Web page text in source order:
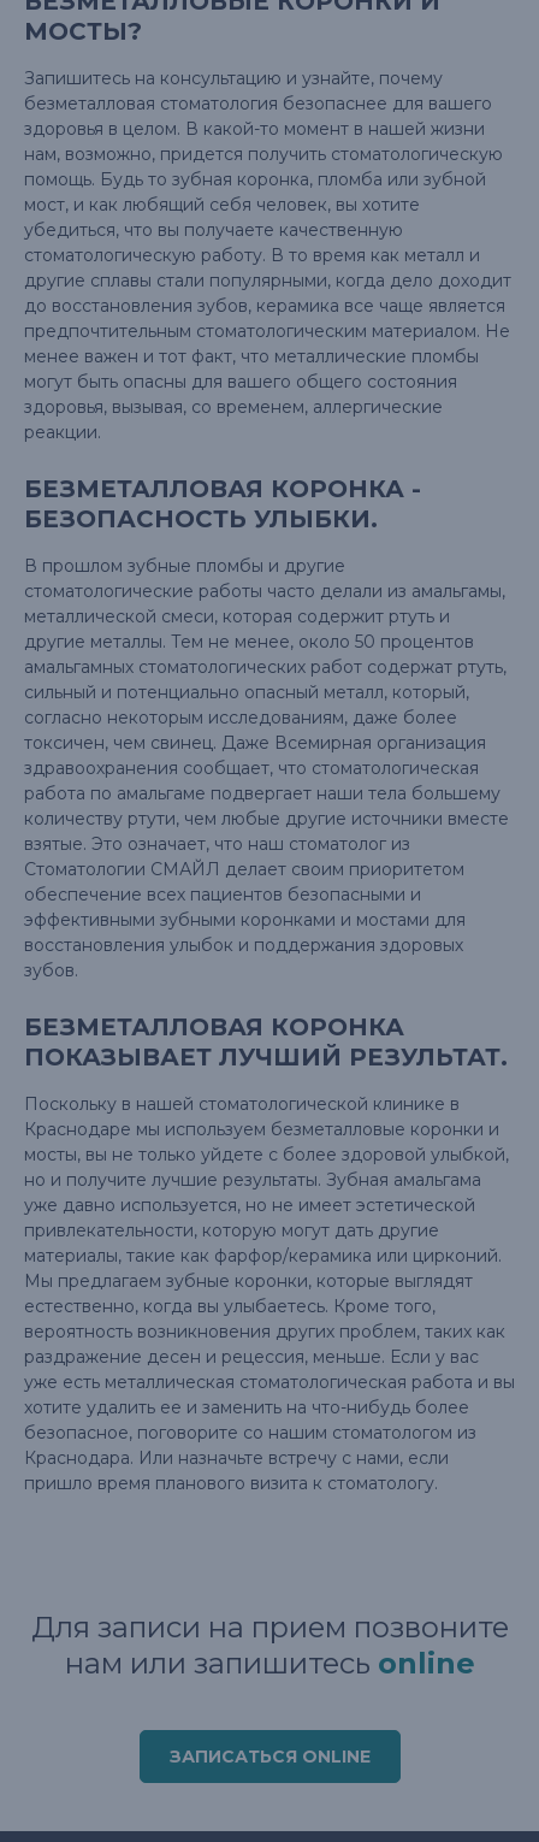
МОСТЫ?
Запишитесь на консультацию и узнайте, почему
безметалловая стоматология безопаснее для вашего
здоровья в целом. В какой-то момент в нашей жизни
нам, возможно, придется получить стоматологическую
помощь. Будь то зубная коронка, пломба или зубной
мост, и как любящий себя человек, вы хотите
убедиться, что вы получаете качественную
стоматологическую работу. В то время как металл и
другие сплавы стали популярными, когда дело доходит
до восстановления зубов, керамика все чаще является
предпочтительным стоматологическим материалом. Не
менее важен и тот факт, что металлические пломбы
могут быть опасны для вашего общего состояния
здоровья, вызывая, со временем, аллергические
реакции.
БЕЗМЕТАЛЛОВАЯ КОРОНКА -
БЕЗОПАСНОСТЬ УЛЫБКИ.
В прошлом зубные пломбы и другие
стоматологические работы часто делали из амальгамы,
металлической смеси, которая содержит ртуть и
другие металлы. Тем не менее, около 50 процентов
амальгамных стоматологических работ содержат ртуть,
сильный и потенциально опасный металл, который,
согласно некоторым исследованиям, даже более
токсичен, чем свинец. Даже Всемирная организация
здравоохранения сообщает, что стоматологическая
работа по амальгаме подвергает наши тела большему
количеству ртути, чем любые другие источники вместе
взятые. Это означает, что наш стоматолог из
Стоматологии СМАЙЛ делает своим приоритетом
обеспечение всех пациентов безопасными и
эффективными зубными коронками и мостами для
восстановления улыбок и поддержания здоровых
зубов.
БЕЗМЕТАЛЛОВАЯ КОРОНКА
ПОКАЗЫВАЕТ ЛУЧШИЙ РЕЗУЛЬТАТ.
Поскольку в нашей стоматологической клинике в
Краснодаре мы используем безметалловые коронки и
мосты, вы не только уйдете с более здоровой улыбкой,
но и получите лучшие результаты. Зубная амальгама
уже давно используется, но не имеет эстетической
привлекательности, которую могут дать другие
материалы, такие как фарфор/керамика или цирконий.
Мы предлагаем зубные коронки, которые выглядят
естественно, когда вы улыбаетесь. Кроме того,
вероятность возникновения других проблем, таких как
раздражение десен и рецессия, меньше. Если у вас
уже есть металлическая стоматологическая работа и вы
хотите удалить ее и заменить на что-нибудь более
безопасное, поговорите со нашим стоматологом из
Краснодара. Или назначьте встречу с нами, если
пришло время планового визита к стоматологу.
Для записи на прием позвоните
нам или запишитесь online
ЗАПИСАТЬСЯ ONLINE